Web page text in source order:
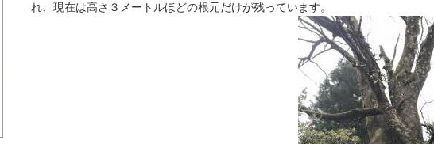
れ、現在は高さ３メートルほどの根元だけが残っています。